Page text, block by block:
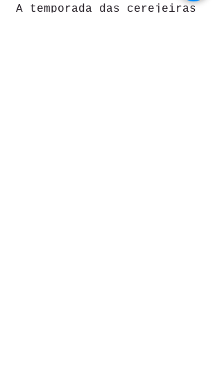
A temporada das cerejeiras